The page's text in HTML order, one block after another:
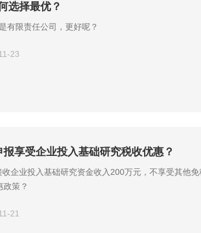
选择最优？
有限责任公司，更好呢？
23
享受企业投入基础研究税收优惠？
企业投入基础研究资金收入200万元，不享受其他
策？
21